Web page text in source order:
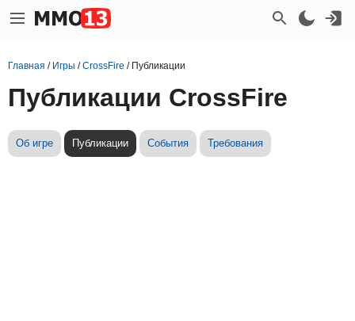
Главная / Игры /CrossFire / Публикации
Публикации CrossFire
Об игре Публикации События Требования